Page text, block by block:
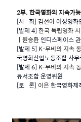
2부. 한국영화의 지속가
[사 회] 김선아여성영화
[발제 4] 한국 독립영화
ㅣ원승환 인디스페이스
[발제 5] K-무비의 지속
국영화산업노동조합 사
[발제 6] K-무비의 지속
듀서조합 운영위원
[토 론] 이은한국영화제